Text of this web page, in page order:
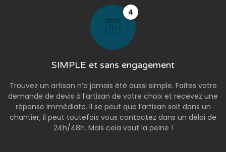
4
SIMPLE et sans engagement
Trouvez un artisan n’a jamais été aussi simple. Faites votre
demande de devis à l’artisan de votre choix et recevez une
réponse immédiate. Il se peut que l’artisan soit dans un
chantier, il peut toutefois vous contactez dans un délai de
24h/48h. Mais cela vaut la peine !